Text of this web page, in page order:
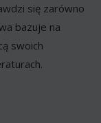
się zarówno
bazuje na
swoich